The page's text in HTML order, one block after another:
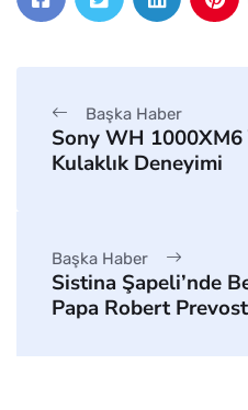
Başka Haber
Sony WH
Kulaklık Deneyimi
Başka Haber
Sistina Şapeli’nde
Papa Robert Prevost